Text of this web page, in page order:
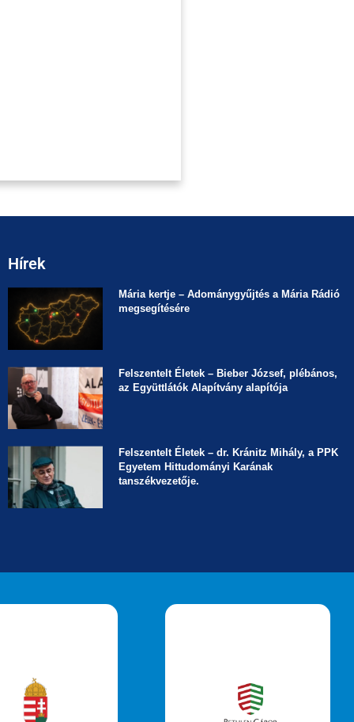
Hírek
Mária kertje – Adománygyűjtés a Mária Rádió
megsegítésére
Felszentelt Életek ­– Bieber József, plébános,
az Együttlátók Alapítvány alapítója
Felszentelt Életek ­– dr. Kránitz Mihály, a PPK
Egyetem Hittudományi Karának
tanszékvezetője.